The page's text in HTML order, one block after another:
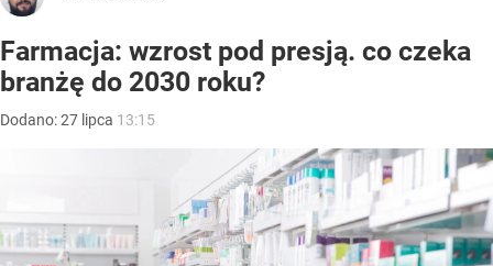
Farmacja: wzrost pod presją. co czeka
branżę do 2030 roku?
Dodano:27 lipca 13:15